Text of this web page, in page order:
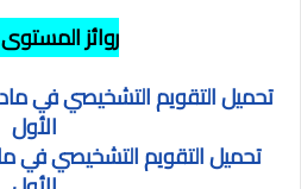
روائز
تحميل التقويم التشخيصي في
الأول
تحميل التقويم التشخيصي في